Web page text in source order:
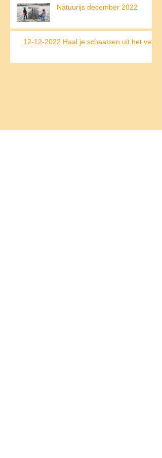
Natuurijs december 2022
12-12-2022 Haal je schaatsen uit het vet!